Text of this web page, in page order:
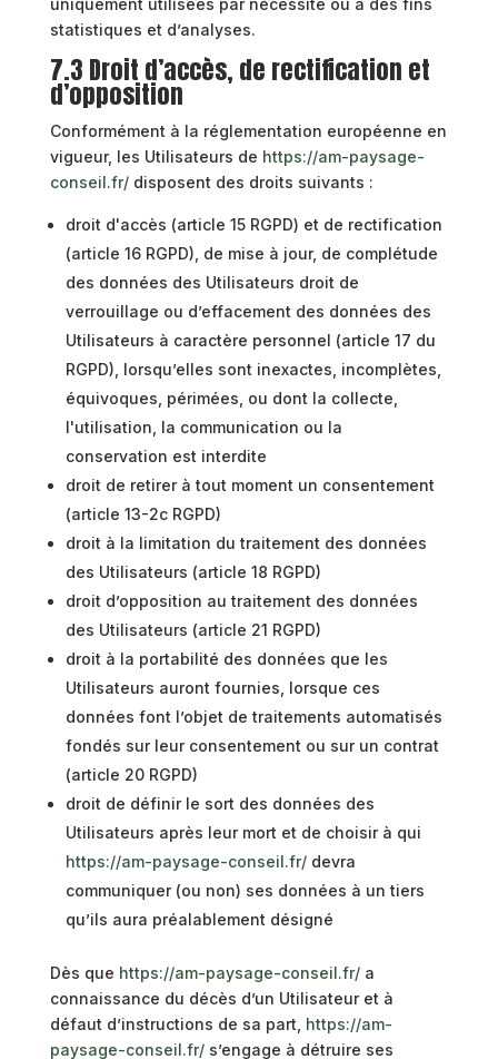
uniquement utilisées par nécessité ou à des fins
statistiques et d’analyses.
7.3 Droit d’accès, de rectification et
d’opposition
Conformément à la réglementation européenne en
vigueur, les Utilisateurs de https://am-paysage-
conseil.fr/disposent des droits suivants :
droit d'accès (article 15 RGPD) et de rectification
(article 16 RGPD), de mise à jour, de complétude
des données des Utilisateurs droit de
verrouillage ou d’effacement des données des
Utilisateurs à caractère personnel (article 17 du
RGPD), lorsqu’elles sont inexactes, incomplètes,
équivoques, périmées, ou dont la collecte,
l'utilisation, la communication ou la
conservation est interdite
droit de retirer à tout moment un consentement
(article 13-2c RGPD)
droit à la limitation du traitement des données
des Utilisateurs (article 18 RGPD)
droit d’opposition au traitement des données
des Utilisateurs (article 21 RGPD)
droit à la portabilité des données que les
Utilisateurs auront fournies, lorsque ces
données font l’objet de traitements automatisés
fondés sur leur consentement ou sur un contrat
(article 20 RGPD)
droit de définir le sort des données des
Utilisateurs après leur mort et de choisir à qui
https://am-paysage-conseil.fr/devra
communiquer (ou non) ses données à un tiers
qu’ils aura préalablement désigné
Dès que https://am-paysage-conseil.fr/a
connaissance du décès d’un Utilisateur et à
défaut d’instructions de sa part, https://am-
paysage-conseil.fr/s’engage à détruire ses